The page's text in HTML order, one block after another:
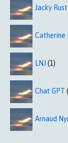
Jacky
Catherine
LNJ (1)
Chat GPT
Arnaud